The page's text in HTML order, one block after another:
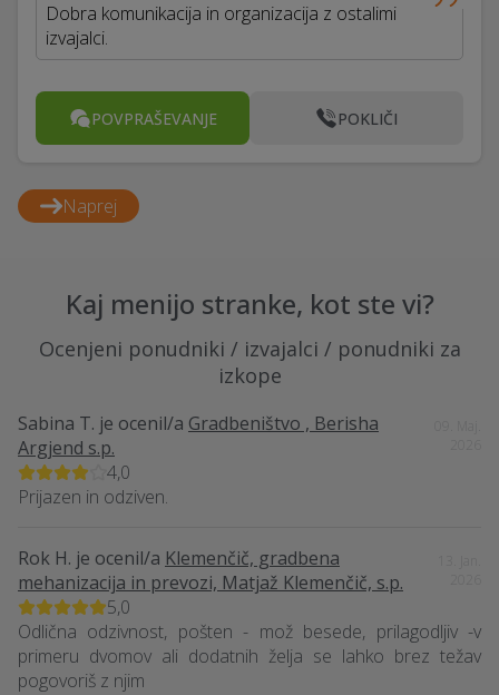
Dobra komunikacija in organizacija z ostalimi
izvajalci.
POVPRAŠEVANJE POKLIČI
Naprej
Kaj menijo stranke, kot ste vi?
Ocenjeni ponudniki / izvajalci / ponudniki za
izkope
Sabina T. je ocenil/a Gradbeništvo , Berisha
Argjend s.p.
4,0
Prijazen in odziven.
Rok H. je ocenil/a Klemenčič, gradbena
mehanizacija in prevozi, Matjaž Klemenčič, s.p.
5,0
Odlična odzivnost, pošten - mož besede, prilagodljiv -v
primeru dvomov ali dodatnih želja se lahko brez težav
pogovoriš z njim